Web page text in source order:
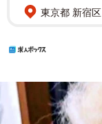
東京都 新宿区